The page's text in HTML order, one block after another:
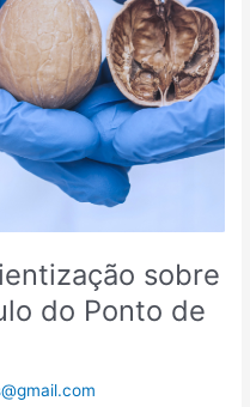
sobre
do Ponto de